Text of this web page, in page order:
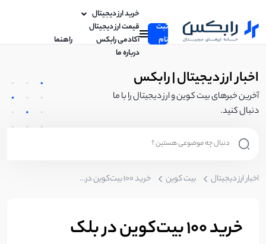
ثبت
نام
خرید ارز دیجیتال
قیمت ارز دیجیتال
آکادمی رابکس
راهنما
درباره ما
اخبار ارز دیجیتال | رابکس
آخرین خبرهای بیت کوین و ارز دیجیتال را با ما
دنبال کنید.
اخبار ارز دیجیتال بیت کوین خرید 100 بیت‌کوین در بلک فرایدی توسط السالوادور با ۲۰ درصد تخفیف
خرید 100 بیت‌کوین در بلک